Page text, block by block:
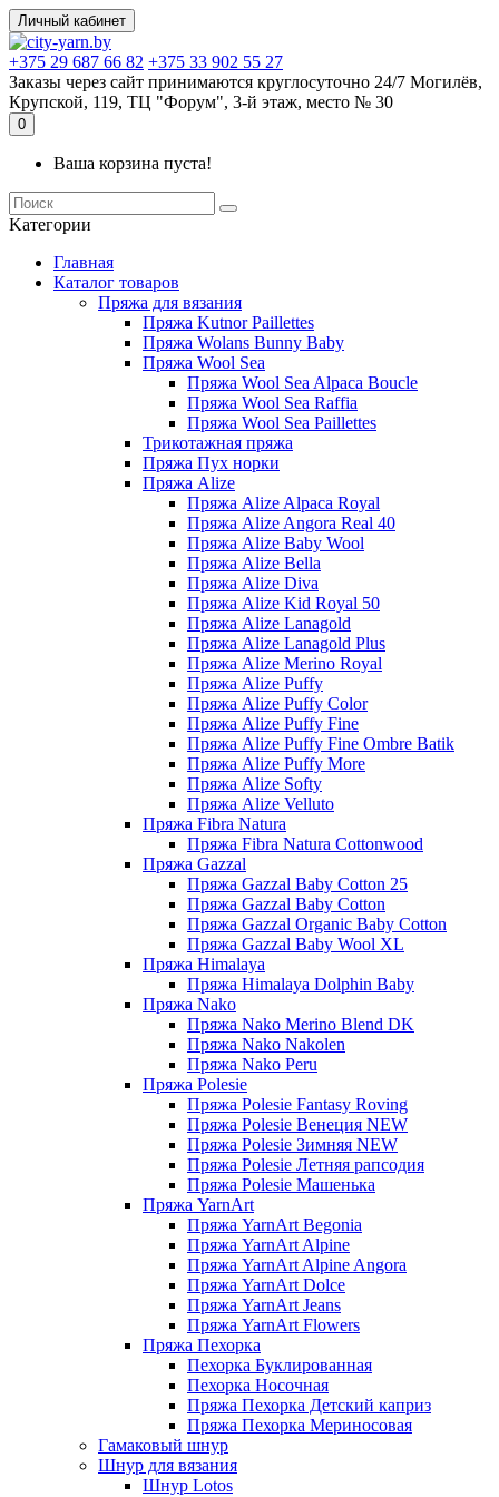
Личный кабинет
+375 29 687 66 82 +375 33 902 55 27
Заказы через сайт принимаются круглосуточно 24/7 Могилёв,
Крупской, 119, ТЦ "Форум", 3-й этаж, место № 30
0
Ваша корзина пуста!
Kатегории
Главная
Каталог товаров
Пряжа для вязания
Пряжа Kutnor Paillettes
Пряжа Wolans Bunny Baby
Пряжа Wool Sea
Пряжа Wool Sea Alpaca Boucle
Пряжа Wool Sea Raffia
Пряжа Wool Sea Paillettes
Трикотажная пряжа
Пряжа Пух норки
Пряжа Alize
Пряжа Alize Alpaca Royal
Пряжа Alize Angora Real 40
Пряжа Alize Baby Wool
Пряжа Alize Bella
Пряжа Alize Diva
Пряжа Alize Kid Royal 50
Пряжа Alize Lanagold
Пряжа Alize Lanagold Plus
Пряжа Alize Merino Royal
Пряжа Alize Puffy
Пряжа Alize Puffy Color
Пряжа Alize Puffy Fine
Пряжа Alize Puffy Fine Ombre Batik
Пряжа Alize Puffy More
Пряжа Alize Softy
Пряжа Alize Velluto
Пряжа Fibra Natura
Пряжа Fibra Natura Cottonwood
Пряжа Gazzal
Пряжа Gazzal Baby Cotton 25
Пряжа Gazzal Baby Cotton
Пряжа Gazzal Organic Baby Cotton
Пряжа Gazzal Baby Wool XL
Пряжа Himalaya
Пряжа Himalaya Dolphin Baby
Пряжа Nako
Пряжа Nako Merino Blend DK
Пряжа Nako Nakolen
Пряжа Nako Peru
Пряжа Polesie
Пряжа Polesie Fantasy Roving
Пряжа Polesie Венеция NEW
Пряжа Polesie Зимняя NEW
Пряжа Polesie Летняя рапсодия
Пряжа Polesie Машенька
Пряжа YarnArt
Пряжа YarnArt Begonia
Пряжа YarnArt Alpine
Пряжа YarnArt Alpine Angora
Пряжа YarnArt Dolce
Пряжа YarnArt Jeans
Пряжа YarnArt Flowers
Пряжа Пехорка
Пехорка Буклированная
Пехорка Носочная
Пряжа Пехорка Детский каприз
Пряжа Пехорка Мериносовая
Гамаковый шнур
Шнур для вязания
Шнур Lotos